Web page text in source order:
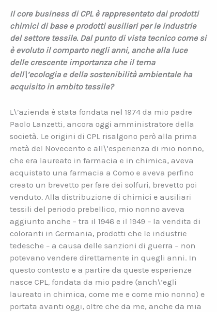
Il core business di CPL è rappresentato dai prodotti
chimici di base e prodotti ausiliari per le industrie
del settore tessile. Dal punto di vista tecnico come si
è evoluto il comparto negli anni, anche alla luce
delle crescente importanza che il tema
dell\’ecologia e della sostenibilità ambientale ha
acquisito in ambito tessile?
L\’azienda è stata fondata nel 1974 da mio padre
Paolo Lanzetti, ancora oggi amministratore della
società. Le origini di CPL risalgono però alla prima
metà del Novecento e all\’esperienza di mio nonno,
che era laureato in farmacia e in chimica, aveva
acquistato una farmacia a Como e aveva perfino
creato un brevetto per fare dei solfuri, brevetto poi
venduto. Alla distribuzione di chimici e ausiliari
tessili del periodo prebellico, mio nonno aveva
aggiunto anche – tra il 1946 e il 1949 – la vendita di
coloranti in Germania, prodotti che le industrie
tedesche – a causa delle sanzioni di guerra – non
potevano vendere direttamente in quegli anni. In
questo contesto e a partire da queste esperienze
nasce CPL, fondata da mio padre (anch\’egli
laureato in chimica, come me e come mio nonno) e
portata avanti oggi, oltre che da me, anche da mia